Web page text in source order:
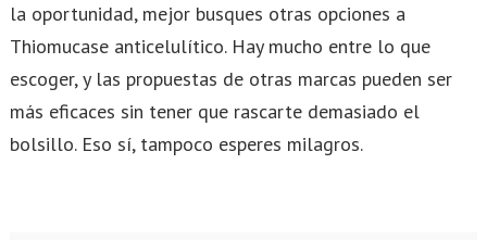
la oportunidad, mejor busques otras opciones a
Thiomucase anticelulítico. Hay mucho entre lo que
escoger, y las propuestas de otras marcas pueden ser
más eficaces sin tener que rascarte demasiado el
bolsillo. Eso sí, tampoco esperes milagros.